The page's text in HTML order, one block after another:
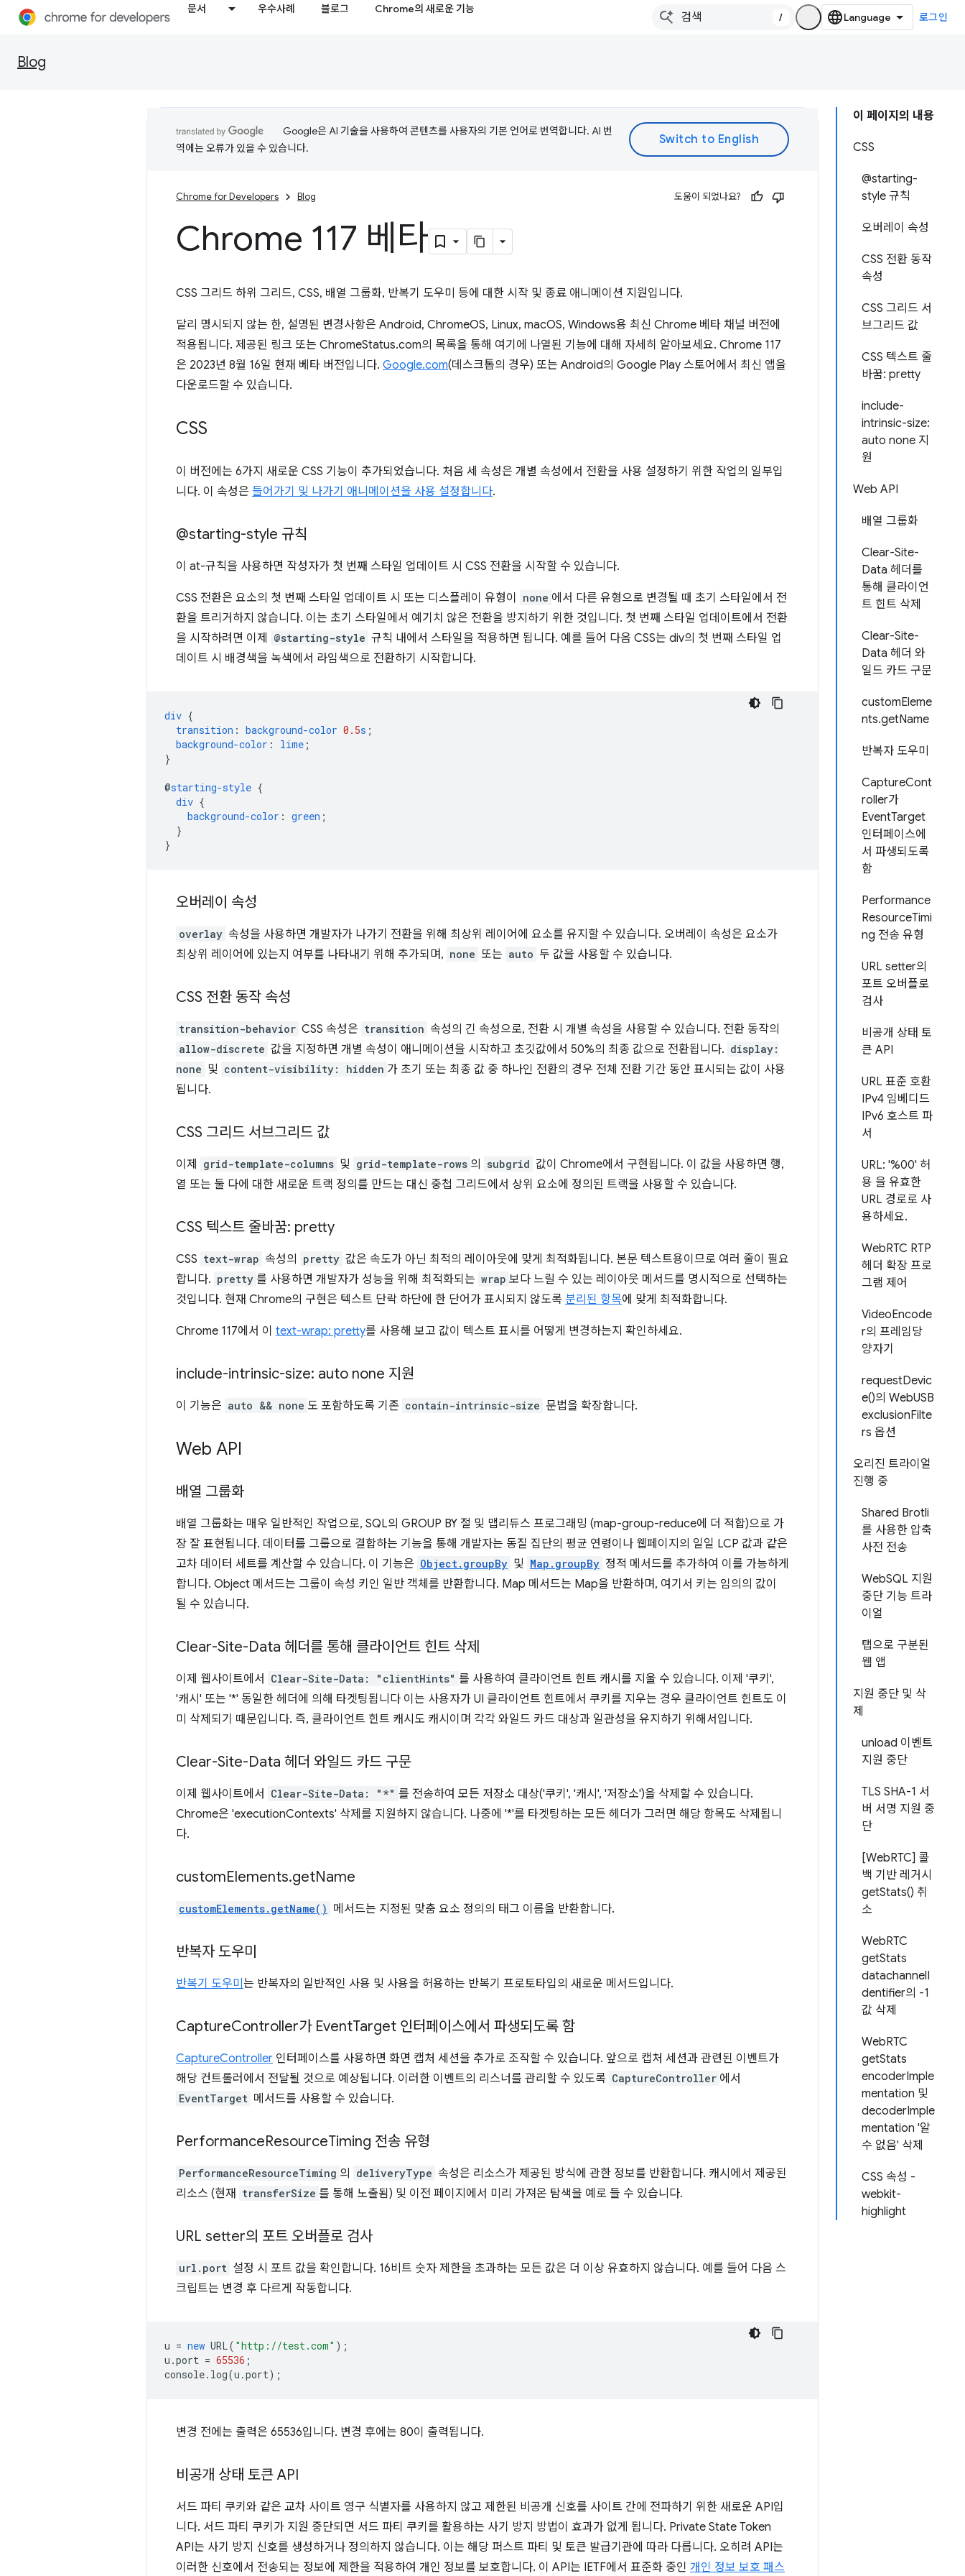
문서 우수사례 블로그 Chrome의 새로운 기능
/ 로그인
Blog
이 페이지의 내용
CSS
@starting-
style 규칙
오버레이 속성
CSS 전환 동작
속성
CSS 그리드 서
브그리드 값
CSS 텍스트 줄
바꿈: pretty
include-
intrinsic-size:
auto none 지
원
Web API
배열 그룹화
Clear-Site-
Data 헤더를
통해 클라이언
트 힌트 삭제
Clear-Site-
Data 헤더 와
일드 카드 구문
customEleme
nts.getName
반복자 도우미
CaptureCont
roller가
EventTarget
인터페이스에
서 파생되도록
함
Performance
ResourceTimi
ng 전송 유형
URL setter의
포트 오버플로
검사
비공개 상태 토
큰 API
URL 표준 호환
IPv4 임베디드
IPv6 호스트 파
서
URL: '%00' 허
용 을 유효한
URL 경로로 사
용하세요.
WebRTC RTP
헤더 확장 프로
그램 제어
VideoEncode
r의 프레임당
양자기
requestDevic
e()의 WebUSB
exclusionFilte
rs 옵션
오리진 트라이얼
진행 중
Shared Brotli
를 사용한 압축
사전 전송
WebSQL 지원
중단 기능 트라
이얼
탭으로 구분된
웹 앱
지원 중단 및 삭
제
unload 이벤트
지원 중단
TLS SHA-1 서
버 서명 지원 중
단
[WebRTC] 콜
백 기반 레거시
getStats() 취
소
WebRTC
getStats
datachannelI
dentifier의 -1
값 삭제
WebRTC
getStats
encoderImple
mentation 및
decoderImple
mentation '알
수 없음' 삭제
CSS 속성 -
webkit-
highlight
Google은 AI 기술을 사용하여 콘텐츠를 사용자의 기본 언어로 번역합니다. AI 번
역에는 오류가 있을 수 있습니다.
Chrome for Developers Blog 도움이 되었나요?
Chrome 117 베타
CSS 그리드 하위 그리드, CSS, 배열 그룹화, 반복기 도우미 등에 대한 시작 및 종료 애니메이션 지원입니다.
달리 명시되지 않는 한, 설명된 변경사항은 Android, ChromeOS, Linux, macOS, Windows용 최신 Chrome 베타 채널 버전에
적용됩니다. 제공된 링크 또는 ChromeStatus.com의 목록을 통해 여기에 나열된 기능에 대해 자세히 알아보세요. Chrome 117
은 2023년 8월 16일 현재 베타 버전입니다. Google.com(데스크톱의 경우) 또는 Android의 Google Play 스토어에서 최신 앱을
다운로드할 수 있습니다.
CSS
이 버전에는 6가지 새로운 CSS 기능이 추가되었습니다. 처음 세 속성은 개별 속성에서 전환을 사용 설정하기 위한 작업의 일부입
니다. 이 속성은 들어가기 및 나가기 애니메이션을 사용 설정합니다.
@starting-style 규칙
이 at-규칙을 사용하면 작성자가 첫 번째 스타일 업데이트 시 CSS 전환을 시작할 수 있습니다.
CSS 전환은 요소의 첫 번째 스타일 업데이트 시 또는 디스플레이 유형이 none 에서 다른 유형으로 변경될 때 초기 스타일에서 전
환을 트리거하지 않습니다. 이는 초기 스타일에서 예기치 않은 전환을 방지하기 위한 것입니다. 첫 번째 스타일 업데이트에서 전환
을 시작하려면 이제
@starting-style 규칙 내에서 스타일을 적용하면 됩니다. 예를 들어 다음 CSS는 div의 첫 번째 스타일 업
데이트 시 배경색을 녹색에서 라임색으로 전환하기 시작합니다.
div {
transition : background-color 0.5s ;
background-color : lime ;
}
@starting-style {
div {
background-color : green ;
}
}
오버레이 속성
overlay 속성을 사용하면 개발자가 나가기 전환을 위해 최상위 레이어에 요소를 유지할 수 있습니다. 오버레이 속성은 요소가
최상위 레이어에 있는지 여부를 나타내기 위해 추가되며, none 또는 auto 두 값을 사용할 수 있습니다.
CSS 전환 동작 속성
transition-behavior CSS 속성은 transition 속성의 긴 속성으로, 전환 시 개별 속성을 사용할 수 있습니다. 전환 동작의
allow-discrete 값을 지정하면 개별 속성이 애니메이션을 시작하고 초깃값에서 50%의 최종 값으로 전환됩니다. display:
none 및 content-visibility: hidden 가 초기 또는 최종 값 중 하나인 전환의 경우 전체 전환 기간 동안 표시되는 값이 사용
됩니다.
CSS 그리드 서브그리드 값
이제 grid-template-columns 및 grid-template-rows 의 subgrid 값이 Chrome에서 구현됩니다. 이 값을 사용하면 행,
열 또는 둘 다에 대한 새로운 트랙 정의를 만드는 대신 중첩 그리드에서 상위 요소에 정의된 트랙을 사용할 수 있습니다.
CSS 텍스트 줄바꿈: pretty
CSS text-wrap 속성의 pretty 값은 속도가 아닌 최적의 레이아웃에 맞게 최적화됩니다. 본문 텍스트용이므로 여러 줄이 필요
합니다. pretty 를 사용하면 개발자가 성능을 위해 최적화되는 wrap 보다 느릴 수 있는 레이아웃 메서드를 명시적으로 선택하는
것입니다. 현재 Chrome의 구현은 텍스트 단락 하단에 한 단어가 표시되지 않도록 분리된 항목에 맞게 최적화합니다.
Chrome 117에서 이 text-wrap: pretty를 사용해 보고 값이 텍스트 표시를 어떻게 변경하는지 확인하세요.
include-intrinsic-size: auto none 지원
이 기능은 auto && none 도 포함하도록 기존 contain-intrinsic-size 문법을 확장합니다.
Web API
배열 그룹화
배열 그룹화는 매우 일반적인 작업으로, SQL의 GROUP BY 절 및 맵리듀스 프로그래밍 (map-group-reduce에 더 적합)으로 가
장 잘 표현됩니다. 데이터를 그룹으로 결합하는 기능을 통해 개발자는 동질 집단의 평균 연령이나 웹페이지의 일일 LCP 값과 같은
고차 데이터 세트를 계산할 수 있습니다. 이 기능은 Object.groupBy 및 Map.groupBy 정적 메서드를 추가하여 이를 가능하게
합니다. Object 메서드는 그룹이 속성 키인 일반 객체를 반환합니다. Map 메서드는 Map을 반환하며, 여기서 키는 임의의 값이
될 수 있습니다.
Clear-Site-Data 헤더를 통해 클라이언트 힌트 삭제
이제 웹사이트에서 Clear-Site-Data: "clientHints" 를 사용하여 클라이언트 힌트 캐시를 지울 수 있습니다. 이제 '쿠키',
'캐시' 또는 '*' 동일한 헤더에 의해 타겟팅됩니다 이는 사용자가 UI 클라이언트 힌트에서 쿠키를 지우는 경우 클라이언트 힌트도 이
미 삭제되기 때문입니다. 즉, 클라이언트 힌트 캐시도 캐시이며 각각 와일드 카드 대상과 일관성을 유지하기 위해서입니다.
Clear-Site-Data 헤더 와일드 카드 구문
이제 웹사이트에서 Clear-Site-Data: "*" 를 전송하여 모든 저장소 대상('쿠키', '캐시', '저장소')을 삭제할 수 있습니다.
Chrome은 'executionContexts' 삭제를 지원하지 않습니다. 나중에 '*'를 타겟팅하는 모든 헤더가 그러면 해당 항목도 삭제됩니
다.
customElements.getName
customElements.getName() 메서드는 지정된 맞춤 요소 정의의 태그 이름을 반환합니다.
반복자 도우미
반복기 도우미 는 반복자의 일반적인 사용 및 사용을 허용하는 반복기 프로토타입의 새로운 메서드입니다.
CaptureController가 EventTarget 인터페이스에서 파생되도록 함
CaptureController 인터페이스를 사용하면 화면 캡처 세션을 추가로 조작할 수 있습니다. 앞으로 캡처 세션과 관련된 이벤트가
해당 컨트롤러에서 전달될 것으로 예상됩니다. 이러한 이벤트의 리스너를 관리할 수 있도록 CaptureController 에서
EventTarget 메서드를 사용할 수 있습니다.
PerformanceResourceTiming 전송 유형
PerformanceResourceTiming 의 deliveryType 속성은 리소스가 제공된 방식에 관한 정보를 반환합니다. 캐시에서 제공된
리소스 (현재
transferSize 를 통해 노출됨) 및 이전 페이지에서 미리 가져온 탐색을 예로 들 수 있습니다.
URL setter의 포트 오버플로 검사
url.port 설정 시 포트 값을 확인합니다. 16비트 숫자 제한을 초과하는 모든 값은 더 이상 유효하지 않습니다. 예를 들어 다음 스
크립트는 변경 후 다르게 작동합니다.
u = new URL( "http://test.com" );
u .port = 65536 ;
console. log(u .port);
변경 전에는 출력은 65536입니다. 변경 후에는 80이 출력됩니다.
비공개 상태 토큰 API
서드 파티 쿠키와 같은 교차 사이트 영구 식별자를 사용하지 않고 제한된 비공개 신호를 사이트 간에 전파하기 위한 새로운 API입
니다. 서드 파티 쿠키가 지원 중단되면 서드 파티 쿠키를 활용하는 사기 방지 방법이 효과가 없게 됩니다. Private State Token
API는 사기 방지 신호를 생성하거나 정의하지 않습니다. 이는 해당 퍼스트 파티 및 토큰 발급기관에 따라 다릅니다. 오히려 API는
이러한 신호에서 전송되는 정보에 제한을 적용하여 개인 정보를 보호합니다. 이 API는 IETF에서 표준화 중인 개인 정보 보호 패스